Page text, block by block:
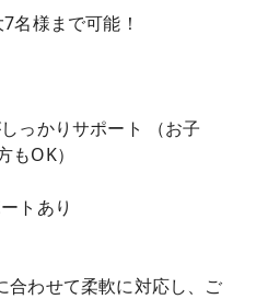
名様まで可能！
っかりサポート （お子
OK）
トあり
わせて柔軟に対応し、ご